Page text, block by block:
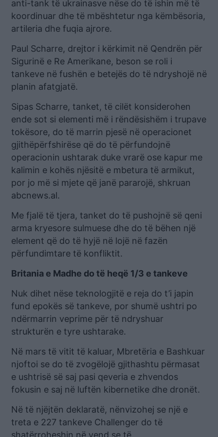
anti-tank të ukrainasve nëse do të ishin më të
koordinuar dhe të mbështetur nga këmbësoria,
artileria dhe fuqia ajrore.
Paul Scharre, drejtor i kërkimit në Qendrën për
Sigurinë e Re Amerikane, beson se roli i
tankeve në fushën e betejës do të ndryshojë në
planin afatgjatë.
Sipas Scharre, tanket, të cilët konsiderohen
ende sot si elementi më i rëndësishëm i trupave
tokësore, do të marrin pjesë në operacionet
gjithëpërfshirëse që do të përfundojnë
operacionin ushtarak duke vrarë ose kapur me
kalimin e kohës njësitë e mbetura të armikut,
por jo më si mjete që janë pararojë, shkruan
abcnews.al.
Me fjalë të tjera, tanket do të pushojnë së qeni
arma kryesore sulmuese dhe do të bëhen një
element që do të hyjë në lojë në fazën
përfundimtare të konfliktit.
Britania e Madhe do të heqë 1/3 e tankeve
Nuk dihet nëse teknologjitë e reja do t’i japin
fund epokës së tankeve, por shumë ushtri po
ndërmarrin veprime për të ndryshuar
strukturën e tyre ushtarake.
Në mars të vitit të kaluar, Mbretëria e Bashkuar
njoftoi se do të zvogëlojë gjithashtu përmasat
e ushtrisë së saj pasi qeveria e zhvendos
fokusin e saj në luftën kibernetike dhe dronët.
Në të njëjtën deklaratë, nënvizohej se një e
treta e 227 tankeve Challenger do të
shatërroheshin në vend se të